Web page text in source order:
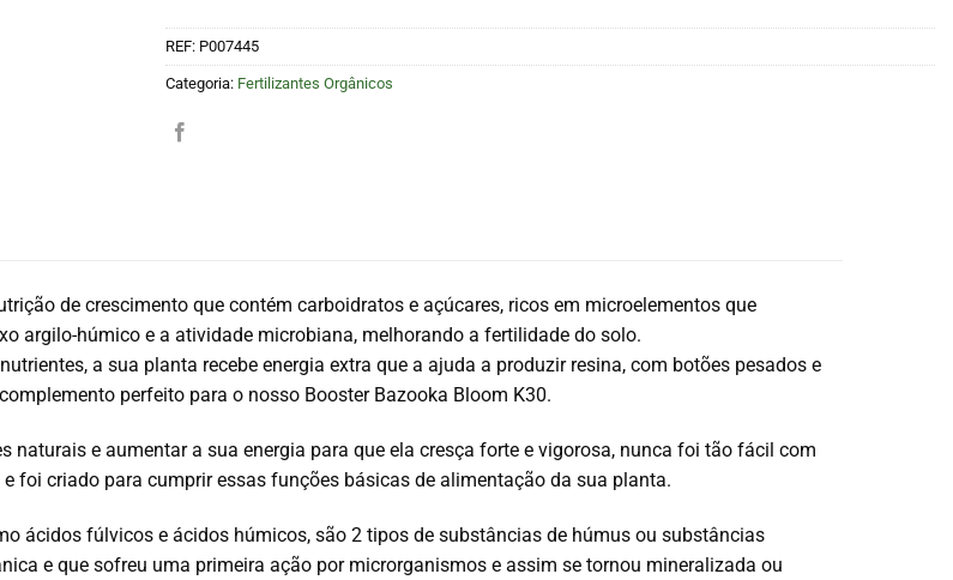
REF: P007445
Categoria: Fertilizantes Orgânicos
de crescimento que contém carboidratos e açúcares, ricos em microelementos que
argilo-húmico e a atividade microbiana, melhorando a fertilidade do solo.
a sua planta recebe energia extra que a ajuda a produzir resina, com botões pesados e
perfeito para o nosso Booster Bazooka Bloom K30.
naturais e aumentar a sua energia para que ela cresça forte e vigorosa, nunca foi tão fácil com
foi criado para cumprir essas funções básicas de alimentação da sua planta.
ácidos fúlvicos e ácidos húmicos, são 2 tipos de substâncias de húmus ou substâncias
e que sofreu uma primeira ação por microrganismos e assim se tornou mineralizada ou